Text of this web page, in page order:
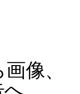
像、